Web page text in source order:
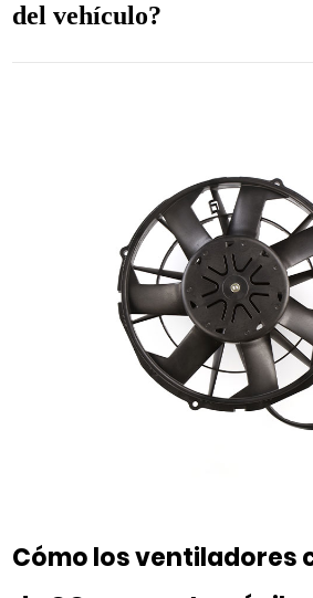
del vehículo?
Cómo los ventiladores